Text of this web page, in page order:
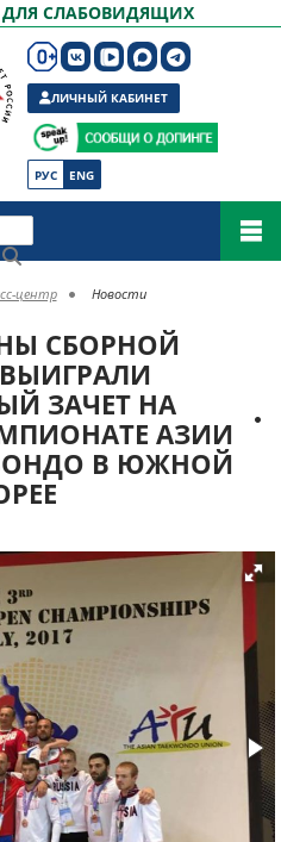
ДЛЯ СЛАБОВИДЯЩИХ
РУС ENG
ЛИЧНЫЙ КАБИНЕТ
центр Новости
СБОРНОЙ
ЗАЧЕТ НА
АЗИИ
В ЮЖНОЙ